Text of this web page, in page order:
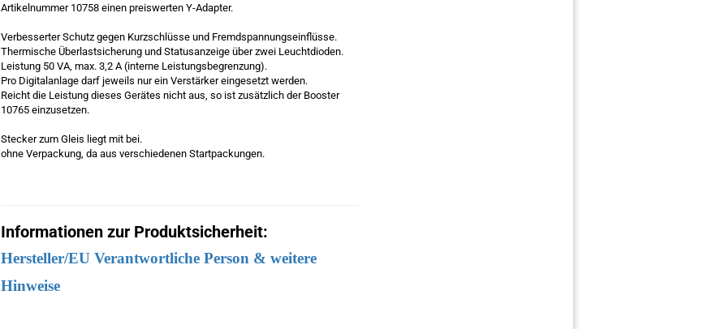
Artikelnummer 10758 einen preiswerten Y-Adapter.
Verbesserter Schutz gegen Kurzschlüsse und Fremdspannungseinflüsse.
Thermische Überlastsicherung und Statusanzeige über zwei Leuchtdioden.
Leistung 50 VA, max. 3,2 A (interne Leistungsbegrenzung).
Pro Digitalanlage darf jeweils nur ein Verstärker eingesetzt werden.
Reicht die Leistung dieses Gerätes nicht aus, so ist zusätzlich der Booster
10765 einzusetzen.
Stecker zum Gleis liegt mit bei.
ohne Verpackung, da aus verschiedenen Startpackungen.
Informationen zur Produktsicherheit:
Hersteller/EU Verantwortliche Person & weitere
Hinweise